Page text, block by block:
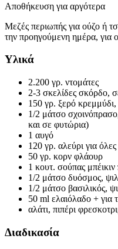
Αποθήκευση για αργότερα
Mεζές περιωπής για ούζο ή
την προηγούμενη ημέρα, για
Υλικά
2.200 γρ. ντομάτες
2-3 σκελίδες σκόρδο,
150 γρ. ξερό
1/2 μάτσο
και σε φυτώρια)
1 αυγό
120 γρ. αλεύρι για όλες
50 γρ. κορν φλάουρ
1 κουτ. σούπας
1/2 μάτσο δυόσμος,
1/2 μάτσο βασιλικός,
50 ml ελαιόλαδο + για
αλάτι, πιπέρι
Διαδικασία